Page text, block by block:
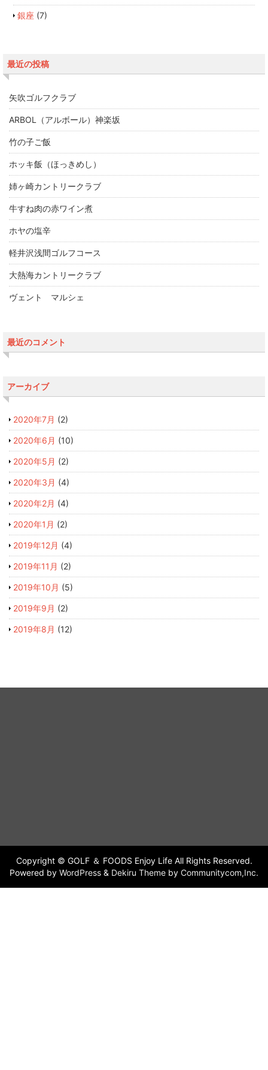
銀座 (7)
最近の投稿
矢吹ゴルフクラブ
ARBOL（アルボール）神楽坂
竹の子ご飯
ホッキ飯（ほっきめし）
姉ヶ崎カントリークラブ
牛すね肉の赤ワイン煮
ホヤの塩辛
軽井沢浅間ゴルフコース
大熱海カントリークラブ
ヴェント マルシェ
最近のコメント
アーカイブ
2020年7月 (2)
2020年6月 (10)
2020年5月 (2)
2020年3月 (4)
2020年2月 (4)
2020年1月 (2)
2019年12月 (4)
2019年11月 (2)
2019年10月 (5)
2019年9月 (2)
2019年8月 (12)
Copyright © GOLF ＆ FOODS Enjoy Life All Rights Reserved.
Powered by WordPress & Dekiru Theme by Communitycom,Inc.